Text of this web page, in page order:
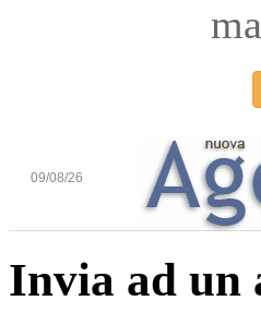
09/08/26
Invia ad un